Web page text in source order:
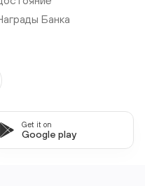
Банка
Get it on
Google play